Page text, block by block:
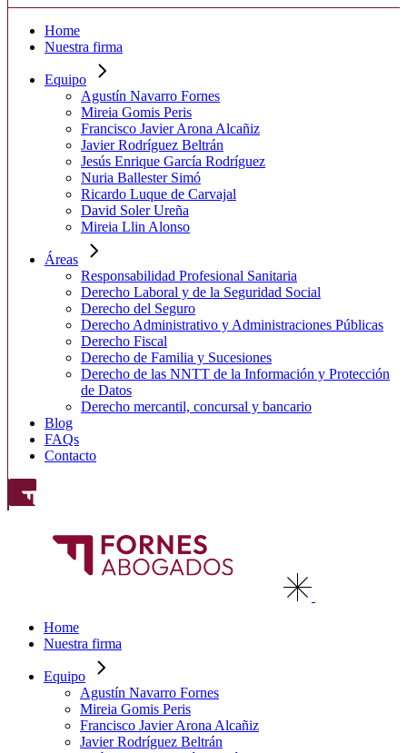
Home
Nuestra firma
Equipo
Agustín Navarro Fornes
Mireia Gomis Peris
Francisco Javier Arona Alcañiz
Javier Rodríguez Beltrán
Jesús Enrique García Rodríguez
Nuria Ballester Simó
Ricardo Luque de Carvajal
David Soler Ureña
Mireia Llin Alonso
Áreas
Responsabilidad Profesional Sanitaria
Derecho Laboral y de la Seguridad Social
Derecho del Seguro
Derecho Administrativo y Administraciones Públicas
Derecho Fiscal
Derecho de Familia y Sucesiones
Derecho de las NNTT de la Información y Protección
de Datos
Derecho mercantil, concursal y bancario
Blog
FAQs
Contacto
Home
Nuestra firma
Equipo
Agustín Navarro Fornes
Mireia Gomis Peris
Francisco Javier Arona Alcañiz
Javier Rodríguez Beltrán